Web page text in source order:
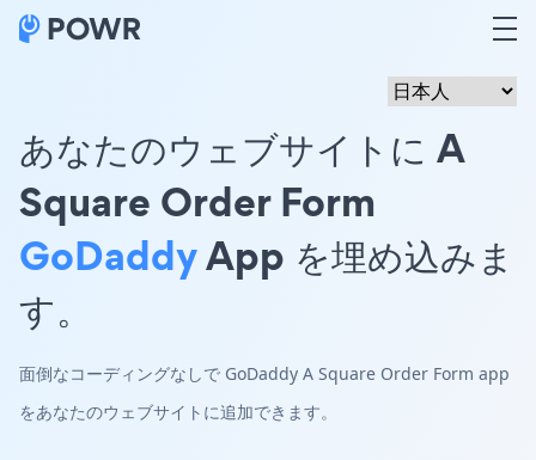
あなたのウェブサイトに A
Square Order Form
GoDaddyApp を埋め込みま
す。
面倒なコーディングなしで GoDaddy A Square Order Form app
をあなたのウェブサイトに追加できます。